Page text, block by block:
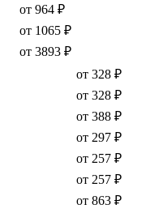
от 964 ₽
от 1065 ₽
от 3893 ₽
от 328 ₽
от 328 ₽
от 388 ₽
от 297 ₽
от 257 ₽
от 257 ₽
от 863 ₽